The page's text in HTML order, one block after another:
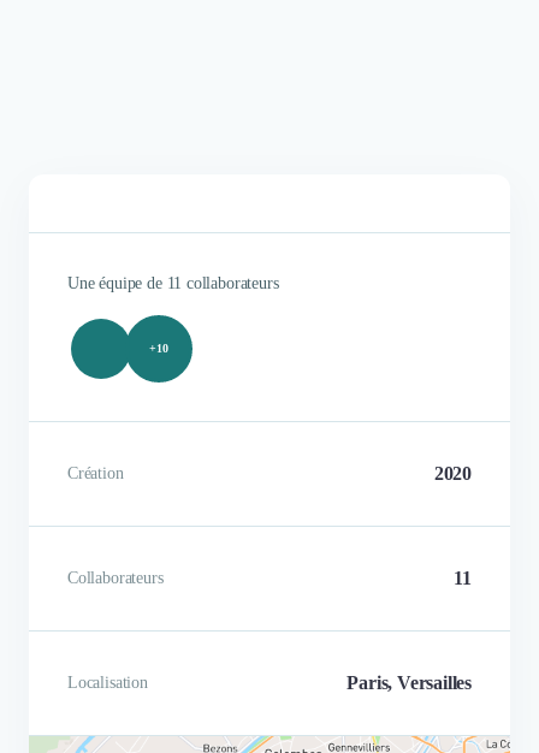
Une équipe de 11 collaborateurs
+10
Création 2020
Collaborateurs 11
Localisation Paris, Versailles